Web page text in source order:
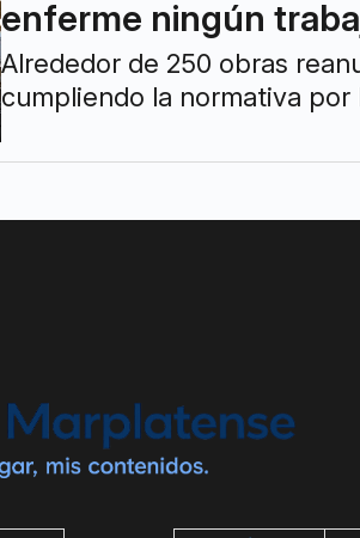
enferme ningún
Alrededor de 250 obras
cumpliendo la normativa por